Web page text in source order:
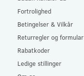
Fortrolighed
Betingelser & Vilkår
Returregler og formular
Rabatkoder
Ledige stillinger